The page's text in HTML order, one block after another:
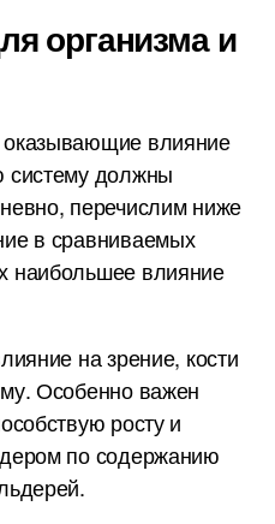
организма и
влияние
систему должны
перечислим ниже
в сравниваемых
наибольшее влияние
на зрение, кости
Особенно важен
росту и
по содержанию